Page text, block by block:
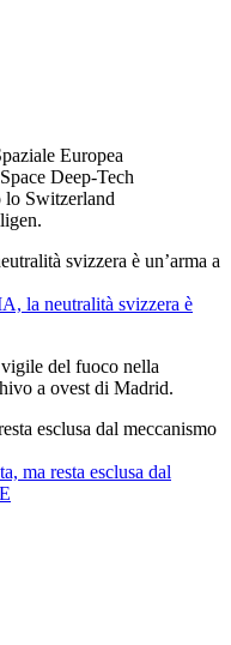
svizzera è un’arma a
la neutralità svizzera è
esclusa dal meccanismo
ma resta esclusa dal